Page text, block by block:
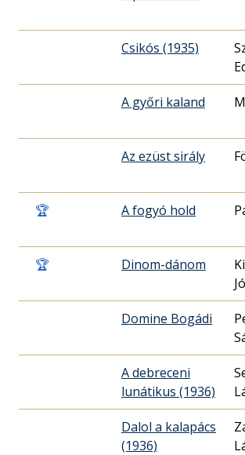
Csikós (1935)
A győri kaland
Az ezüst sirály
🏆 A fogyó hold
🏆 Dinom-dánom
Domine Bogádi
A debreceni
lunátikus (1936)
Dalol a kalapács
(1936)